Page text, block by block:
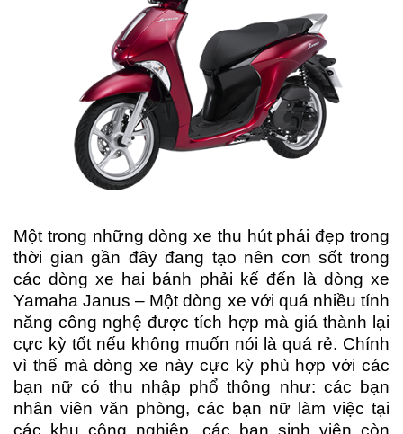
Một trong những dòng xe thu hút phái đẹp trong
thời gian gần đây đang tạo nên cơn sốt trong
các dòng xe hai bánh phải kế đến là dòng xe
Yamaha Janus – Một dòng xe với quá nhiều tính
năng công nghệ được tích hợp mà giá thành lại
cực kỳ tốt nếu không muốn nói là quá rẻ. Chính
vì thế mà dòng xe này cực kỳ phù hợp với các
bạn nữ có thu nhập phổ thông như: các bạn
nhân viên văn phòng, các bạn nữ làm việc tại
các khu công nghiệp, các bạn sinh viên còn